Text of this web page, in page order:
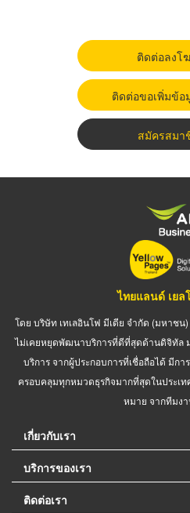
ติดต่อลงโ
ติดต่อขอเพิ่มข้อ
สมัครสมา
ไทยแลนด์ เยล
โดย บริษัท เทเลอินโฟ มีเดีย จำกัด (มหาชน
ไม่เคยหยุดพัฒนาบริการที่ดีที่สุดด้านดิจิทัล
บริการ จากผู้ประกอบการที่เชื่อถือได้ มีก
ครอบคลุมทุกหมวดธุรกิจมากที่สุดในประเ
หมาย จากทีมง
เกี่ยวกับเรา
บริการของเรา
ติดต่อเรา